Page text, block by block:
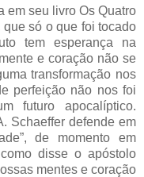
em seu livro Os Quatro
só o que foi tocado
tem esperança na
e coração não se
transformação nos
perfeição não nos foi
futuro apocalíptico.
Schaeffer defende em
de momento em
disse o apóstolo
mentes e coração